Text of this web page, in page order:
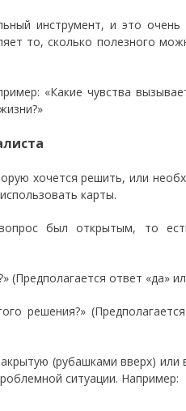
инструмент, и это очень
то, сколько полезного
«Какие чувства
хочется решить, или
карты.
был открытым, то
ответ «да»
решения?»
(рубашками вверх)
ситуации. Например: